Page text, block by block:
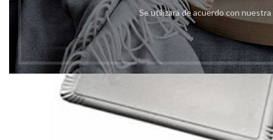
Se utilizará de acuerdo con nuestra